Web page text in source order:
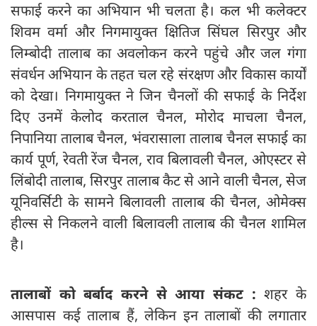
सफाई करने का अभियान भी चलता है। कल भी कलेक्टर
शिवम वर्मा और निगमायुक्त क्षितिज सिंघल सिरपुर और
लिम्बोदी तालाब का अवलोकन करने पहुंचे और जल गंगा
संवर्धन अभियान के तहत चल रहे संरक्षण और विकास कार्यों
को देखा। निगमायुक्त ने जिन चैनलों की सफाई के निर्देश
दिए उनमें केलोद करताल चैनल, मोरोद माचला चैनल,
निपानिया तालाब चैनल, भंवरासाला तालाब चैनल सफाई का
कार्य पूर्ण, रेवती रेंज चैनल, राव बिलावली चैनल, ओएस्टर से
लिंबोदी तालाब, सिरपुर तालाब कैट से आने वाली चैनल, सेज
यूनिवर्सिटी के सामने बिलावली तालाब की चैनल, ओमेक्स
हील्स से निकलने वाली बिलावली तालाब की चैनल शामिल
है।
तालाबों को बर्बाद करने से आया संकट :शहर के
आसपास कई तालाब हैं, लेकिन इन तालाबों की लगातार